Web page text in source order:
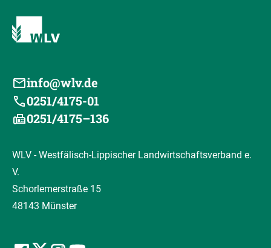
info@wlv.de
0251/4175-01
0251/4175–136
WLV - Westfälisch-Lippischer Landwirtschaftsverband e.
V.
Schorlemerstraße 15
48143 Münster